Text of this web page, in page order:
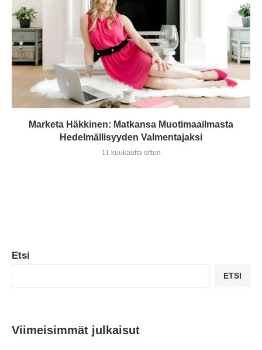
Marketa Häkkinen: Matkansa Muotimaailmasta
Hedelmällisyyden Valmentajaksi
11 kuukautta sitten
Etsi
ETSI
Viimeisimmät julkaisut